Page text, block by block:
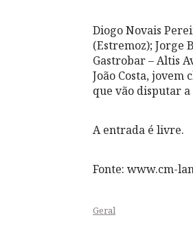
Diogo Novais
(Estremoz); Jorge
Gastrobar – Altis
João Costa, jovem
que vão disputar
A entrada é livre.
Fonte: www.cm-
Geral